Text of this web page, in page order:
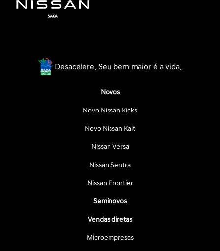
Desacelere. Seu bem maior é a vida.
Novos
Novo Nissan Kicks
Novo Nissan Kait
Nissan Versa
Nissan Sentra
Nissan Frontier
Seminovos
Vendas diretas
Microempresas